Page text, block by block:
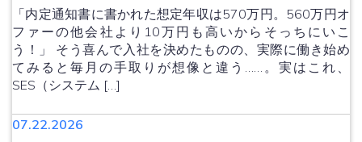
「内定通知書に書かれた想定年収は570万円。560万円オ
ファーの他会社より10万円も高いからそっちにいこ
う！」 そう喜んで入社を決めたものの、実際に働き始め
てみると毎月の手取りが想像と違う……。実はこれ、
SES（システム […]
07.22.2026